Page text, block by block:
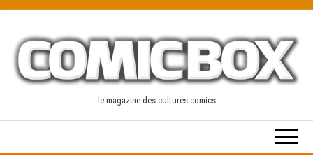
content
le magazine des cultures comics